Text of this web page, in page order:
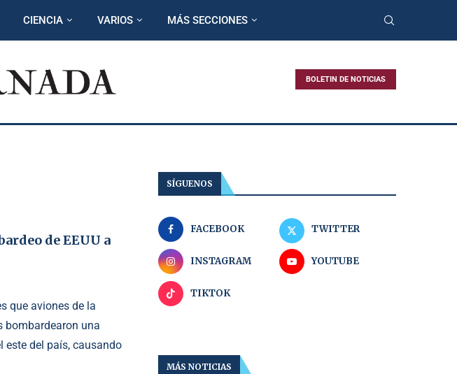
CIENCIA VARIOS MÁS SECCIONES
BOLETIN DE NOTICIAS
de EEUU a
que aviones de la
bombardearon una
este del país, causando
SÍGUENOS
FACEBOOK TWITTER
INSTAGRAM YOUTUBE
TIKTOK
MÁS NOTICIAS